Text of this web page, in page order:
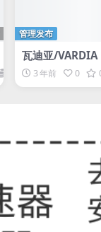
管理发布
瓦迪亚/VARDIA
3 年前 0